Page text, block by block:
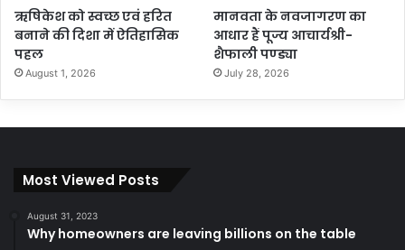
ऋषिकेश को स्वच्छ एवं हरित
बनाने की दिशा में ऐतिहासिक
पहल
August 1, 2026
मानवता के नवजागरण का
आधार हैं पूज्य आचार्यश्री-
शैफाली पण्ड्या
July 28, 2026
Most Viewed Posts
August 31, 2023
Why homeowners are leaving billions on the table